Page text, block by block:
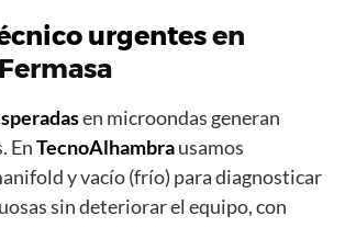
urgentesen
en microondas generan
EnTecnoAlhambrausamos
y vacío (frío) para diagnosticar
sin deteriorar el equipo, con